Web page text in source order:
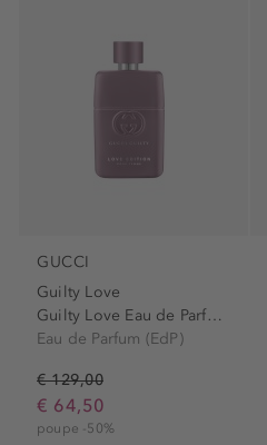
GUCCI
Guilty Love
Guilty Love Eau de Parfum...
Eau de Parfum (EdP)
€ 129,00
€ 64,50
poupe -50%